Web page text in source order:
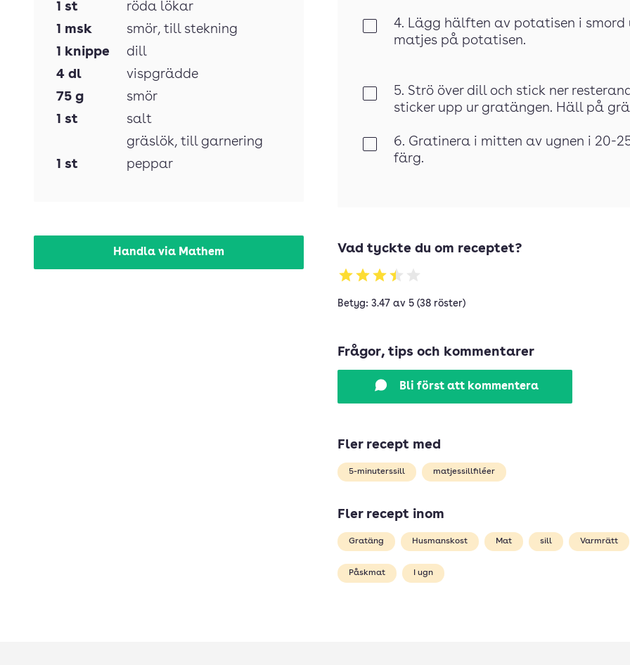
1 st
röda lökar
1 msk smör, till stekning
1 knippe
dill
4 dl
vispgrädde
75 g
smör
1 st
salt
gräslök, till garnering
1 st peppar
Handla via Mathem
4. Lägg hälften av potatisen i smord
matjes på potatisen.
5. Strö över dill och stick ner
sticker upp ur gratängen. Häll på
6. Gratinera i mitten av ugnen i 20-
färg.
Vad tyckte du om receptet?
Betyg: 3.47 av 5 (38 röster)
Frågor, tips och kommentarer
Bli först att kommentera
Fler recept med
5-minuterssill matjessillfiléer
Fler recept inom
Gratäng Husmanskost Mat sill Varmrätt
Påskmat I ugn